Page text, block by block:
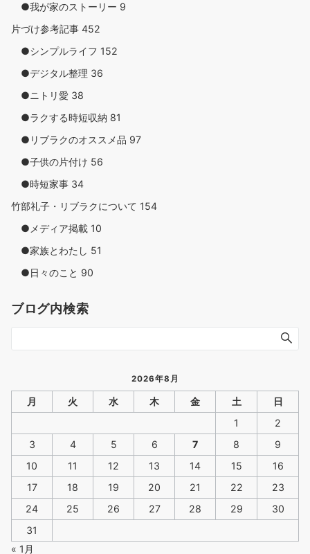
●我が家のストーリー 9
片づけ参考記事 452
●シンプルライフ 152
●デジタル整理 36
●ニトリ愛 38
●ラクする時短収納 81
●リブラクのオススメ品 97
●子供の片付け 56
●時短家事 34
竹部礼子・リブラクについて 154
●メディア掲載 10
●家族とわたし 51
●日々のこと 90
ブログ内検索
2026年8月
月 火 水 木 金 土
日
1
2
3
4 5 6 7 8
9
10
11 12 13 14 15
16
17
18 19 20 21 22
23
24
25 26 27 28 29
30
31
« 1月